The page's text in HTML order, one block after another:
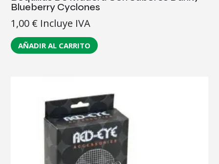
Blueberry Cyclones
1,00 € Incluye IVA
AÑADIR AL CARRITO